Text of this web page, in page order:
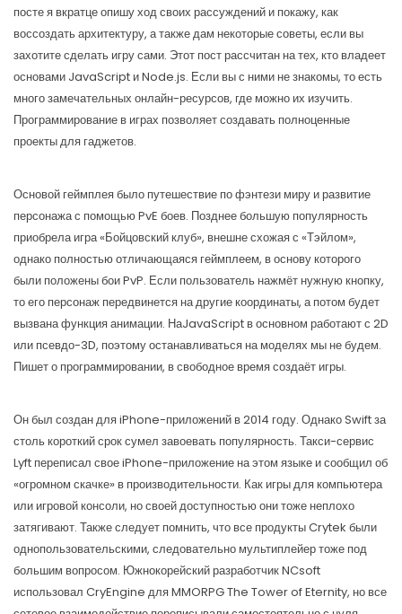
посте я вкратце опишу ход своих рассуждений и покажу, как
воссоздать архитектуру, а также дам некоторые советы, если вы
захотите сделать игру сами. Этот пост рассчитан на тех, кто владеет
основами JavaScript и Node.js. Если вы с ними не знакомы, то есть
много замечательных онлайн-ресурсов, где можно их изучить.
Программирование в играх позволяет создавать полноценные
проекты для гаджетов.
Основой геймплея было путешествие по фэнтези миру и развитие
персонажа с помощью PvE боев. Позднее большую популярность
приобрела игра «Бойцовский клуб», внешне схожая с «Тэйлом»,
однако полностью отличающаяся геймплеем, в основу которого
были положены бои PvP. Если пользователь нажмёт нужную кнопку,
то его персонаж передвинется на другие координаты, а потом будет
вызвана функция анимации. НаJavaScript в основном работают с 2D
или псевдо-3D, поэтому останавливаться на моделях мы не будем.
Пишет о программировании, в свободное время создаёт игры.
Он был создан для iPhone-приложений в 2014 году. Однако Swift за
столь короткий срок сумел завоевать популярность. Такси-сервис
Lyft переписал свое iPhone-приложение на этом языке и сообщил об
«огромном скачке» в производительности. Как игры для компьютера
или игровой консоли, но своей доступностью они тоже неплохо
затягивают. Также следует помнить, что все продукты Crytek были
однопользовательскими, следовательно мультиплейер тоже под
большим вопросом. Южнокорейский разработчик NCsoft
использовал CryEngine для MMORPG The Tower of Eternity, но все